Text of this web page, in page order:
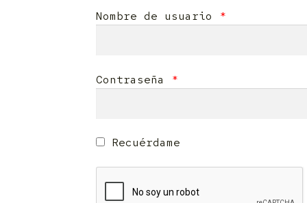
Nombre de usuario *
Contraseña *
Recuérdame